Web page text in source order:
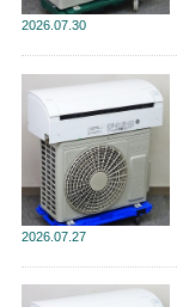
2026 07.30
2026 07.27